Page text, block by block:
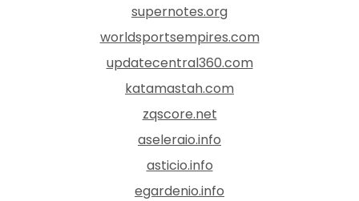
supernotes.org
worldsportsempires.com
updatecentral360.com
katamastah.com
zqscore.net
aseleraio.info
asticio.info
egardenio.info